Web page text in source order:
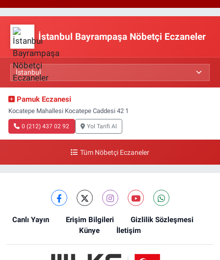
İstanbul Bayrampaşa Nöbetçi Eczaneler
Pamuk Eczanesi
Kocatepe Mahallesi Kocatepe Caddesi 42 1
0 (212) 437 02 92 Yol Tarifi Al
Tüm Nöbetçi Eczaneler
Canlı Yayın Erişim Bilgileri
Gizlilik Sözleşmesi
Künye
İletişim